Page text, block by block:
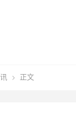
 正文